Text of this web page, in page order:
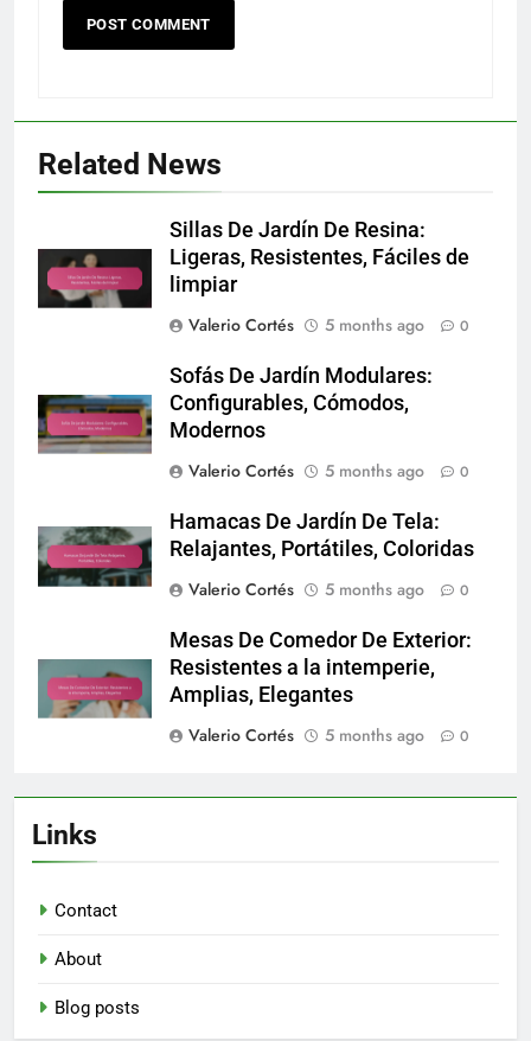
Related News
Sillas De Jardín De Resina:
Ligeras, Resistentes, Fáciles de
limpiar
Valerio Cortés
5 months ago 0
Sofás De Jardín Modulares:
Configurables, Cómodos,
Modernos
Valerio Cortés
5 months ago 0
Hamacas De Jardín De Tela:
Relajantes, Portátiles, Coloridas
Valerio Cortés
5 months ago 0
Mesas De Comedor De Exterior:
Resistentes a la intemperie,
Amplias, Elegantes
Valerio Cortés
5 months ago 0
Links
Contact
About
Blog posts